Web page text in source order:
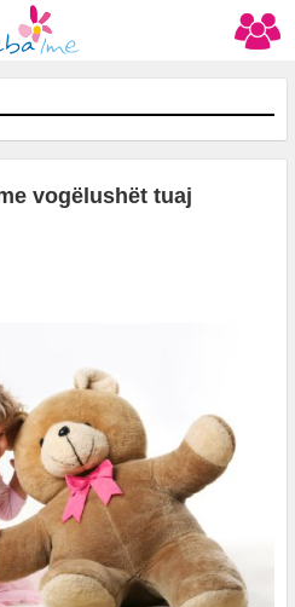
vogëlushët tuaj